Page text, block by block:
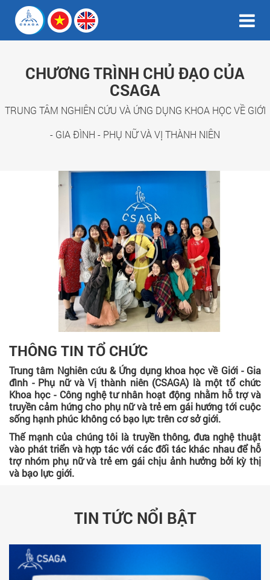
CHƯƠNG TRÌNH CHỦ ĐẠO CỦA
CSAGA
TRUNG TÂM NGHIÊN CỨU VÀ ỨNG DỤNG KHOA HỌC VỀ GIỚI
- GIA ĐÌNH - PHỤ NỮ VÀ VỊ THÀNH NIÊN
THÔNG TIN TỔ CHỨC
Trung tâm Nghiên cứu & Ứng dụng khoa học về Giới - Gia
đình - Phụ nữ và Vị thành niên (CSAGA) là một tổ chức
Khoa học - Công nghệ tư nhân hoạt động nhằm hỗ trợ và
truyền cảm hứng cho phụ nữ và trẻ em gái hướng tới cuộc
sống hạnh phúc không có bạo lực trên cơ sở giới.
Thế mạnh của chúng tôi là truyền thông, đưa nghệ thuật
vào phát triển và hợp tác với các đối tác khác nhau để hỗ
trợ nhóm phụ nữ và trẻ em gái chịu ảnh hưởng bởi kỳ thị
và bạo lực giới.
TIN TỨC NỔI BẬT